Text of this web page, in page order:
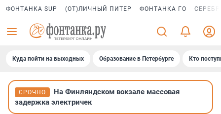
ФОНТАНКА SUP (ОТ)ЛИЧНЫЙ ПИТЕР ФОНТАНКА ГО
Куда пойти на выходных Образование в Петербурге Кто
СРОЧНО
На Финляндском вокзале массовая
задержка электричек